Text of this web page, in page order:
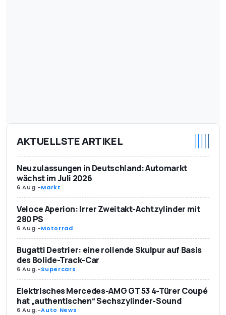
AKTUELLSTE ARTIKEL
Neuzulassungen in Deutschland: Automarkt
wächst im Juli 2026
6 Aug.-Markt
Veloce Aperion: Irrer Zweitakt-Achtzylinder mit
280 PS
6 Aug.-Motorrad
Bugatti Destrier: eine rollende Skulpur auf Basis
des Bolide-Track-Car
6 Aug.-Supercars
Elektrisches Mercedes-AMG GT 53 4-Türer Coupé
hat „authentischen“ Sechszylinder-Sound
6 Aug.-Auto News